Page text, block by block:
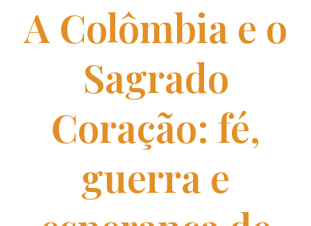
A Colômbia e o
Sagrado
Coração: fé,
guerra e